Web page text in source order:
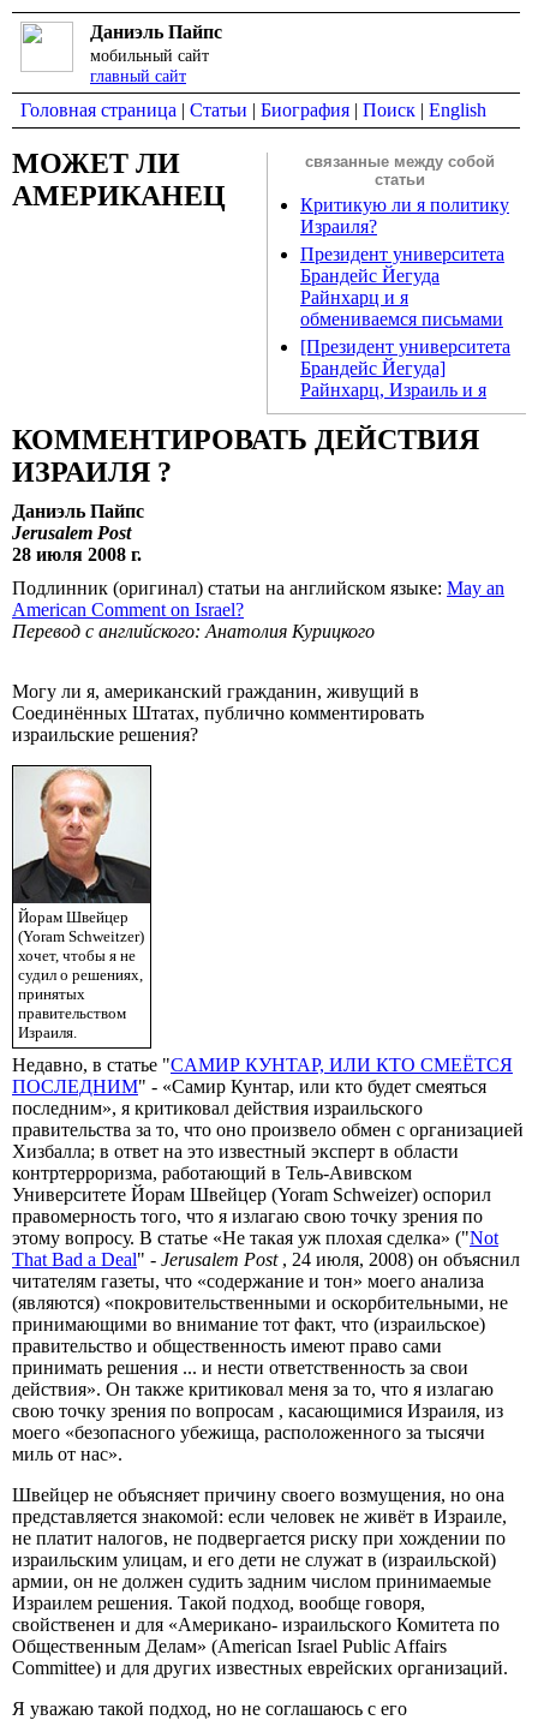
Даниэль Пайпс
мобильный сайт
главный сайт
Головная страница | Статьи | Биография | Поиск | English
связанные между собой
статьи
Критикую ли я политику
Израиля?
Президент университета
Брандейс Йегуда
Райнхарц и я
обмениваемся письмами
[Президент университета
Брандейс Йегуда]
Райнхарц, Израиль и я
МОЖЕТ ЛИ
АМЕРИКАНЕЦ
КОММЕНТИРОВАТЬ ДЕЙСТВИЯ
ИЗРАИЛЯ ?
Даниэль Пайпс
Jerusalem Post
28 июля 2008 г.
Подлинник (оригинал) статьи на английском языке: May an
American Comment on Israel?
Перевод с английского: Анатолия Курицкого
Могу ли я, американский гражданин, живущий в
Соединённых Штатах, публично комментировать
израильские решения?
Йорам Швейцер
(Yoram Schweitzer)
хочет, чтобы я не
судил о решениях,
принятых
правительством
Израиля.
Недавно, в статье "CАМИР КУНТАР, ИЛИ КТО СМЕЁТСЯ
ПОСЛЕДНИМ" - «Самир Кунтар, или кто будет смеяться
последним», я критиковал действия израильского
правительства за то, что оно произвело обмен с организацией
Хизбалла; в ответ на это известный эксперт в области
контртерроризма, работающий в Тель-Авивском
Университете Йорам Швейцер (Yoram Schweizer) оспорил
правомерность того, что я излагаю свою точку зрения по
этому вопросу. В статье «Не такая уж плохая сделка» ("Not
That Bad a Deal" - Jerusalem Post, 24 июля, 2008) он объяснил
читателям газеты, что «содержание и тон» моего анализа
(являются) «покровительственными и оскорбительными, не
принимающими во внимание тот факт, что (израильское)
правительство и общественность имеют право сами
принимать решения ... и нести ответственность за свои
действия». Он также критиковал меня за то, что я излагаю
свою точку зрения по вопросам , касающимися Израиля, из
моего «безопасного убежища, расположенного за тысячи
миль от нас».
Швейцер не объясняет причину своего возмущения, но она
представляется знакомой: если человек не живёт в Израиле,
не платит налогов, не подвергается риску при хождении по
израильским улицам, и его дети не служат в (израильской)
армии, он не должен судить задним числом принимаемые
Израилем решения. Такой подход, вообще говоря,
свойственен и для «Американо- израильского Комитета по
Общественным Делам» (American Israel Public Affairs
Committee) и для других известных еврейских организаций.
Я уважаю такой подход, но не соглашаюсь с его